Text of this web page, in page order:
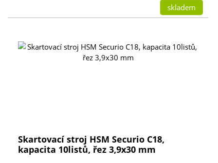
skladem
Skartovací stroj HSM Securio C18,
kapacita 10listů, řez 3,9x30 mm